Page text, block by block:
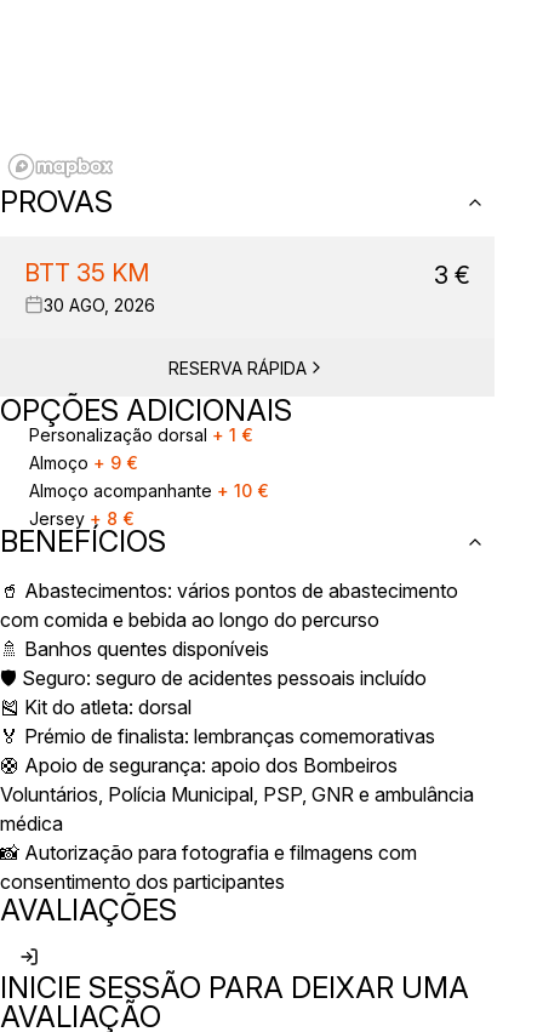
PROVAS
BTT 35 KM
30 AGO, 2026
3 €
RESERVA RÁPIDA
OPÇÕES ADICIONAIS
Personalização dorsal + 1 €
Almoço + 9 €
Almoço acompanhante + 10 €
Jersey + 8 €
BENEFÍCIOS
🥤 Abastecimentos: vários pontos de abastecimento
com comida e bebida ao longo do percurso
🚿 Banhos quentes disponíveis
🛡️ Seguro: seguro de acidentes pessoais incluído
🎽 Kit do atleta: dorsal
🏅 Prémio de finalista: lembranças comemorativas
🛟 Apoio de segurança: apoio dos Bombeiros
Voluntários, Polícia Municipal, PSP, GNR e ambulância
médica
📸 Autorização para fotografia e filmagens com
consentimento dos participantes
AVALIAÇÕES
INICIE SESSÃO PARA DEIXAR UMA
AVALIAÇÃO